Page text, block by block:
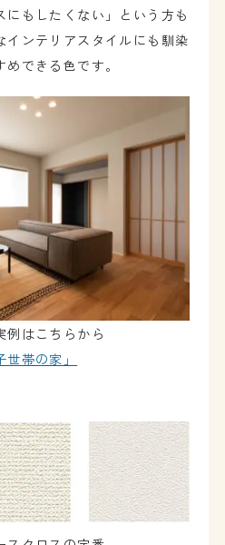
にもしたくない」という方も
インテリアスタイルにも馴染
できる色です。
例はこちらから
帯の家」